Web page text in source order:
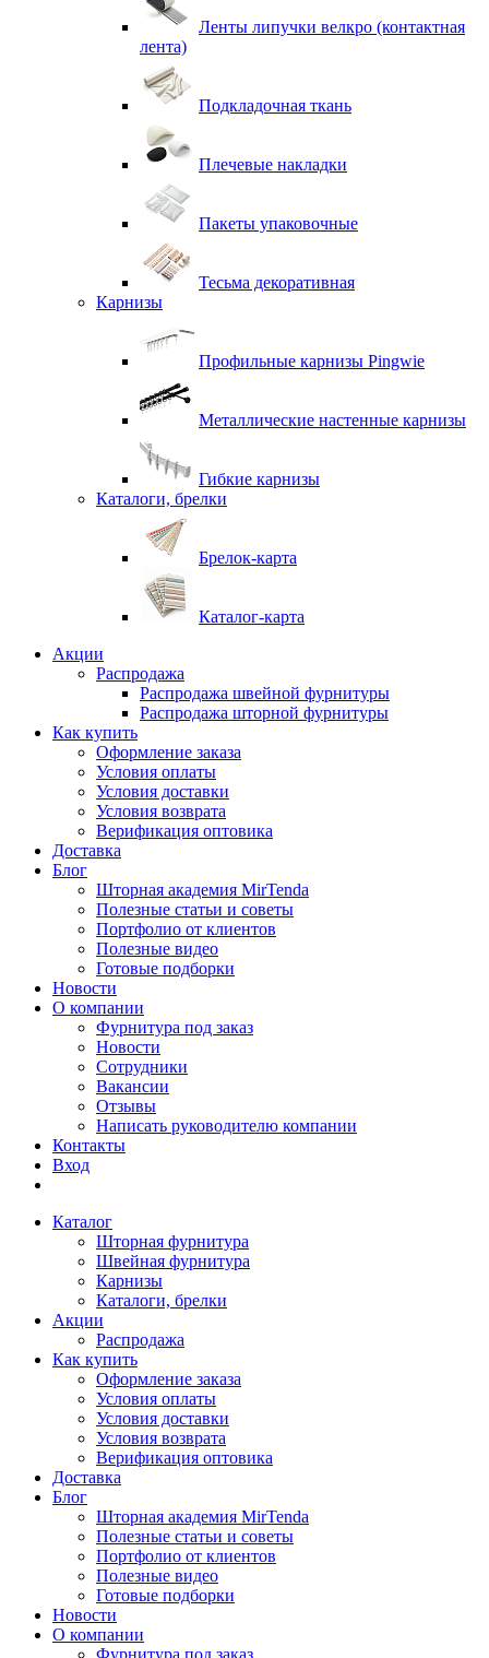
Ленты липучки велкро (контактная
лента)
Подкладочная ткань
Плечевые накладки
Пакеты упаковочные
Тесьма декоративная
Карнизы
Профильные карнизы Pingwie
Металлические настенные карнизы
Гибкие карнизы
Каталоги, брелки
Брелок-карта
Каталог-карта
Акции
Распродажа
Распродажа швейной фурнитуры
Распродажа шторной фурнитуры
Как купить
Оформление заказа
Условия оплаты
Условия доставки
Условия возврата
Верификация оптовика
Доставка
Блог
Шторная академия MirTenda
Полезные статьи и советы
Портфолио от клиентов
Полезные видео
Готовые подборки
Новости
О компании
Фурнитура под заказ
Новости
Сотрудники
Вакансии
Отзывы
Написать руководителю компании
Контакты
Вход
Каталог
Шторная фурнитура
Швейная фурнитура
Карнизы
Каталоги, брелки
Акции
Распродажа
Как купить
Оформление заказа
Условия оплаты
Условия доставки
Условия возврата
Верификация оптовика
Доставка
Блог
Шторная академия MirTenda
Полезные статьи и советы
Портфолио от клиентов
Полезные видео
Готовые подборки
Новости
О компании
Фурнитура под заказ